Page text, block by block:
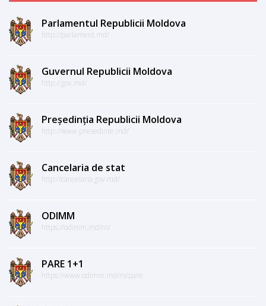
Parlamentul Republicii Moldova
http://parlament.md/
Guvernul Republicii Moldova
http://gov.md/
Președinția Republicii Moldova
http://www.presedinte.md/
Cancelaria de stat
http://cancelaria.gov.md/
ODIMM
https://odimm.md/ro/
PARE 1+1
https://www.odimm.md/ro/pare